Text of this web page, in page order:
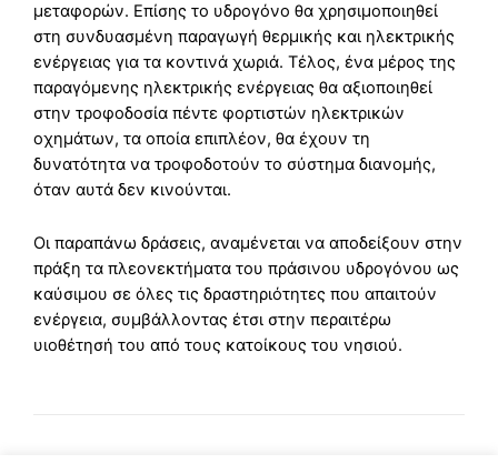
μεταφορών. Επίσης το υδρογόνο θα χρησιμοποιηθεί
στη συνδυασμένη παραγωγή θερμικής και ηλεκτρικής
ενέργειας για τα κοντινά χωριά. Τέλος, ένα μέρος της
παραγόμενης ηλεκτρικής ενέργειας θα αξιοποιηθεί
στην τροφοδοσία πέντε φορτιστών ηλεκτρικών
οχημάτων, τα οποία επιπλέον, θα έχουν τη
δυνατότητα να τροφοδοτούν το σύστημα διανομής,
όταν αυτά δεν κινούνται.
Οι παραπάνω δράσεις, αναμένεται να αποδείξουν στην
πράξη τα πλεονεκτήματα του πράσινου υδρογόνου ως
καύσιμου σε όλες τις δραστηριότητες που απαιτούν
ενέργεια, συμβάλλοντας έτσι στην περαιτέρω
υιοθέτησή του από τους κατοίκους του νησιού.